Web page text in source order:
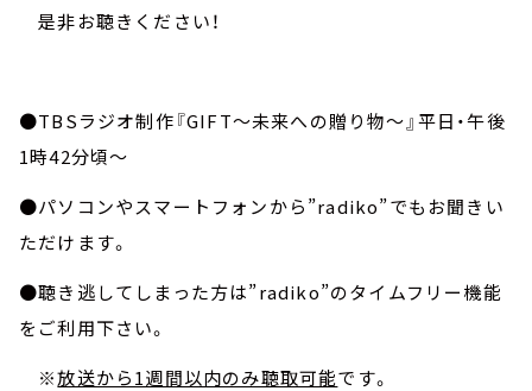
是非お聴きください！
●TBSラジオ制作『GIFT～未来への贈り物～』平日・午後
1時42分頃～
●パソコンやスマートフォンから”radiko”でもお聞きい
ただけます。
●聴き逃してしまった方は”radiko”のタイムフリー機能
をご利用下さい。
※放送から1週間以内のみ聴取可能です。